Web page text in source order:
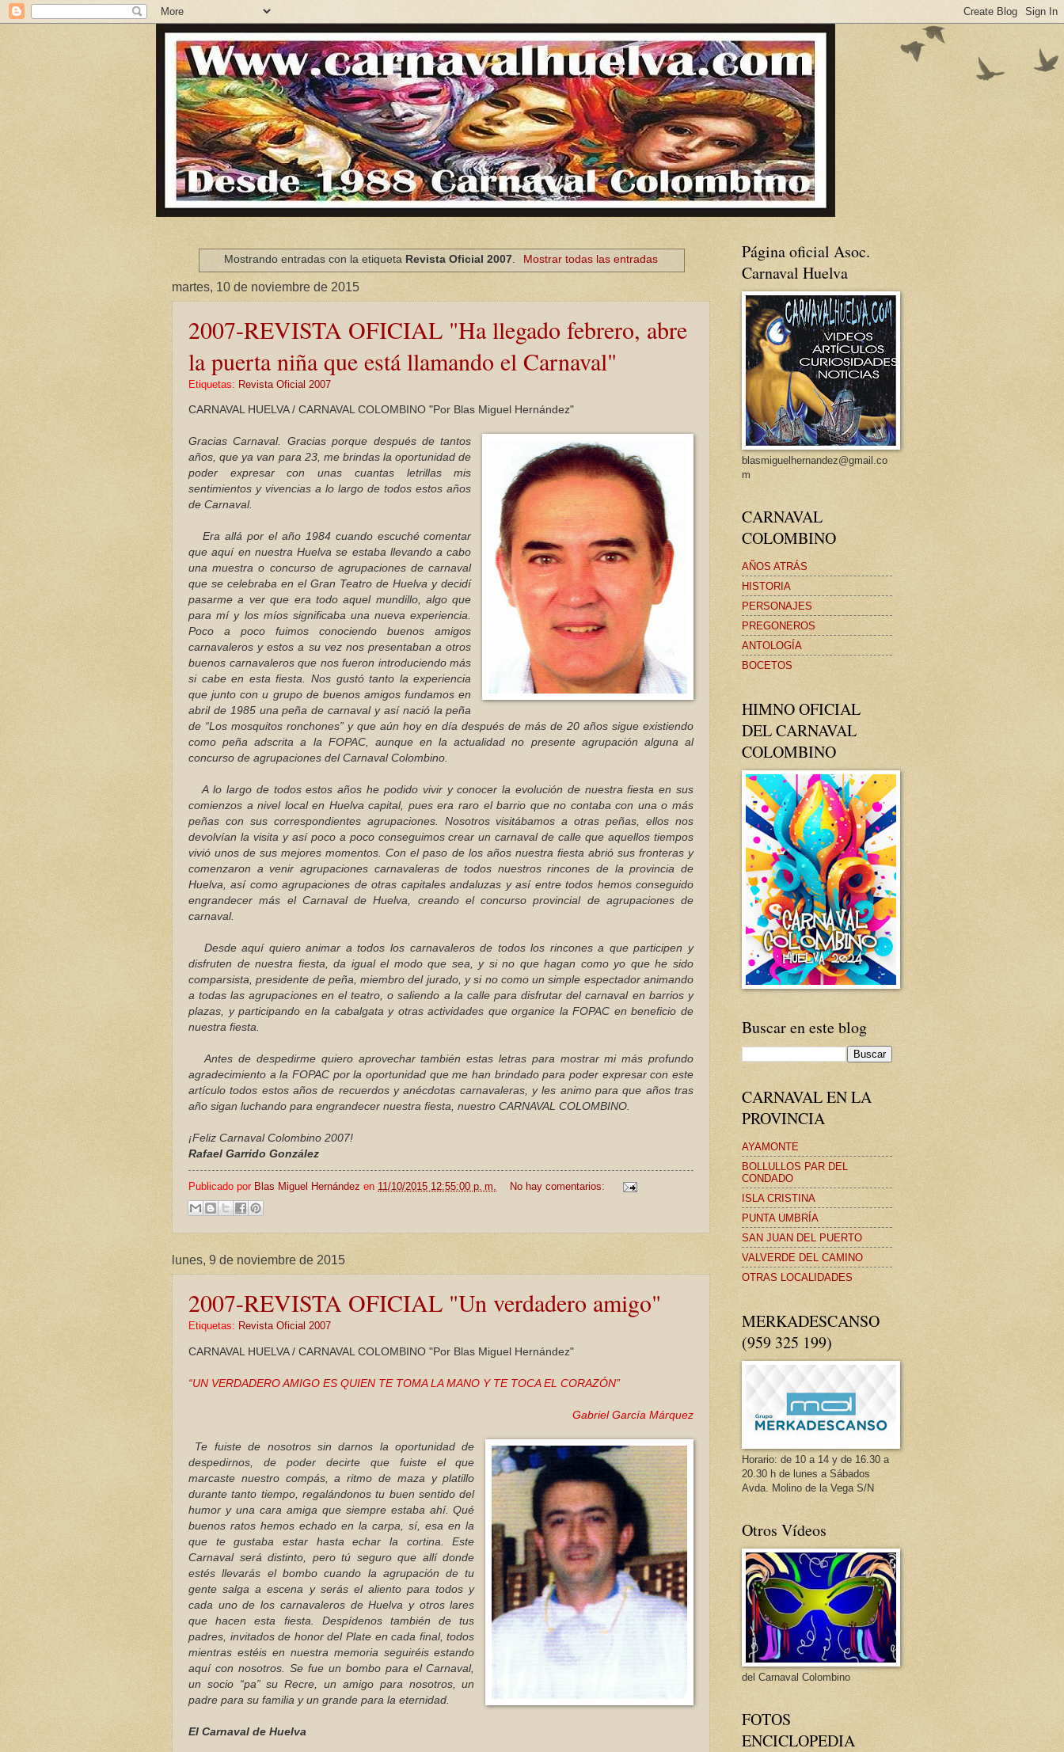
Mostrando entradas con la etiqueta Revista Oficial 2007. Mostrar todas las entradas
martes, 10 de noviembre de 2015
2007-REVISTA OFICIAL "Ha llegado febrero, abre
la puerta niña que está llamando el Carnaval"
Etiquetas: Revista Oficial 2007
CARNAVAL HUELVA / CARNAVAL COLOMBINO "Por Blas Miguel Hernández"
Gracias Carnaval. Gracias porque después de tantos
años, que ya van para 23, me brindas la oportunidad de
poder expresar con unas cuantas letrillas mis
sentimientos y vivencias a lo largo de todos estos años
de Carnaval.
Era allá por el año 1984 cuando escuché comentar
que aquí en nuestra Huelva se estaba llevando a cabo
una muestra o concurso de agrupaciones de carnaval
que se celebraba en el Gran Teatro de Huelva y decidí
pasarme a ver que era todo aquel mundillo, algo que
para mí y los míos significaba una nueva experiencia.
Poco a poco fuimos conociendo buenos amigos
carnavaleros y estos a su vez nos presentaban a otros
buenos carnavaleros que nos fueron introduciendo más
si cabe en esta fiesta. Nos gustó tanto la experiencia
que junto con u grupo de buenos amigos fundamos en
abril de 1985 una peña de carnaval y así nació la peña
de “Los mosquitos ronchones” y que aún hoy en día después de más de 20 años sigue existiendo
como peña adscrita a la FOPAC, aunque en la actualidad no presente agrupación alguna al
concurso de agrupaciones del Carnaval Colombino.
A lo largo de todos estos años he podido vivir y conocer la evolución de nuestra fiesta en sus
comienzos a nivel local en Huelva capital, pues era raro el barrio que no contaba con una o más
peñas con sus correspondientes agrupaciones. Nosotros visitábamos a otras peñas, ellos nos
devolvían la visita y así poco a poco conseguimos crear un carnaval de calle que aquellos tiempos
vivió unos de sus mejores momentos. Con el paso de los años nuestra fiesta abrió sus fronteras y
comenzaron a venir agrupaciones carnavaleras de todos nuestros rincones de la provincia de
Huelva, así como agrupaciones de otras capitales andaluzas y así entre todos hemos conseguido
engrandecer más el Carnaval de Huelva, creando el concurso provincial de agrupaciones de
carnaval.
Desde aquí quiero animar a todos los carnavaleros de todos los rincones a que participen y
disfruten de nuestra fiesta, da igual el modo que sea, y si no que hagan como yo que he sido
comparsista, presidente de peña, miembro del jurado, y si no como un simple espectador animando
a todas las agrupaciones en el teatro, o saliendo a la calle para disfrutar del carnaval en barrios y
plazas, y participando en la cabalgata y otras actividades que organice la FOPAC en beneficio de
nuestra fiesta.
Antes de despedirme quiero aprovechar también estas letras para mostrar mi más profundo
agradecimiento a la FOPAC por la oportunidad que me han brindado para poder expresar con este
artículo todos estos años de recuerdos y anécdotas carnavaleras, y les animo para que años tras
año sigan luchando para engrandecer nuestra fiesta, nuestro CARNAVAL COLOMBINO.
¡Feliz Carnaval Colombino 2007!
Rafael Garrido González
Publicado por Blas Miguel Hernández en 11/10/2015 12:55:00 p. m. No hay comentarios:
lunes, 9 de noviembre de 2015
2007-REVISTA OFICIAL "Un verdadero amigo"
Etiquetas: Revista Oficial 2007
CARNAVAL HUELVA / CARNAVAL COLOMBINO "Por Blas Miguel Hernández"
“UN VERDADERO AMIGO ES QUIEN TE TOMA LA MANO Y TE TOCA EL CORAZÓN”
Gabriel García Márquez
Te fuiste de nosotros sin darnos la oportunidad de
despedirnos, de poder decirte que fuiste el que
marcaste nuestro compás, a ritmo de maza y platillo
durante tanto tiempo, regalándonos tu buen sentido del
humor y una cara amiga que siempre estaba ahí. Qué
buenos ratos hemos echado en la carpa, sí, esa en la
que te gustaba estar hasta echar la cortina. Este
Carnaval será distinto, pero tú seguro que allí donde
estés llevarás el bombo cuando la agrupación de tu
gente salga a escena y serás el aliento para todos y
cada uno de los carnavaleros de Huelva y otros lares
que hacen esta fiesta. Despídenos también de tus
padres, invitados de honor del Plate en cada final, todos
mientras estéis en nuestra memoria seguiréis estando
aquí con nosotros. Se fue un bombo para el Carnaval,
un socio “pa” su Recre, un amigo para nosotros, un
padre para su familia y un grande para la eternidad.
El Carnaval de Huelva
Página oficial Asoc.
Carnaval Huelva
blasmiguelhernandez@gmail.co
m
CARNAVAL
COLOMBINO
AÑOS ATRÁS
HISTORIA
PERSONAJES
PREGONEROS
ANTOLOGÍA
BOCETOS
HIMNO OFICIAL
DEL CARNAVAL
COLOMBINO
Buscar en este blog
CARNAVAL EN LA
PROVINCIA
AYAMONTE
BOLLULLOS PAR DEL
CONDADO
ISLA CRISTINA
PUNTA UMBRÍA
SAN JUAN DEL PUERTO
VALVERDE DEL CAMINO
OTRAS LOCALIDADES
MERKADESCANSO
(959 325 199)
Horario: de 10 a 14 y de 16.30 a
20.30 h de lunes a Sábados
Avda. Molino de la Vega S/N
Otros Vídeos
del Carnaval Colombino
FOTOS
ENCICLOPEDIA